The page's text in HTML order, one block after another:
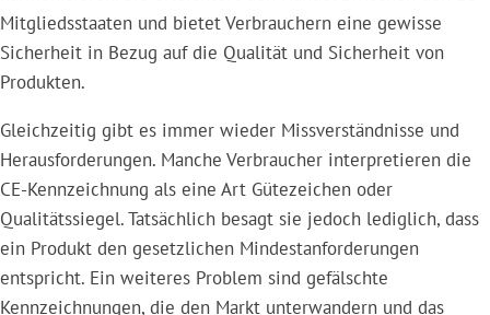
Mitgliedsstaaten und bietet Verbrauchern eine gewisse
Sicherheit in Bezug auf die Qualität und Sicherheit von
Produkten.
Gleichzeitig gibt es immer wieder Missverständnisse und
Herausforderungen. Manche Verbraucher interpretieren die
CE-Kennzeichnung als eine Art Gütezeichen oder
Qualitätssiegel. Tatsächlich besagt sie jedoch lediglich, dass
ein Produkt den gesetzlichen Mindestanforderungen
entspricht. Ein weiteres Problem sind gefälschte
Kennzeichnungen, die den Markt unterwandern und das